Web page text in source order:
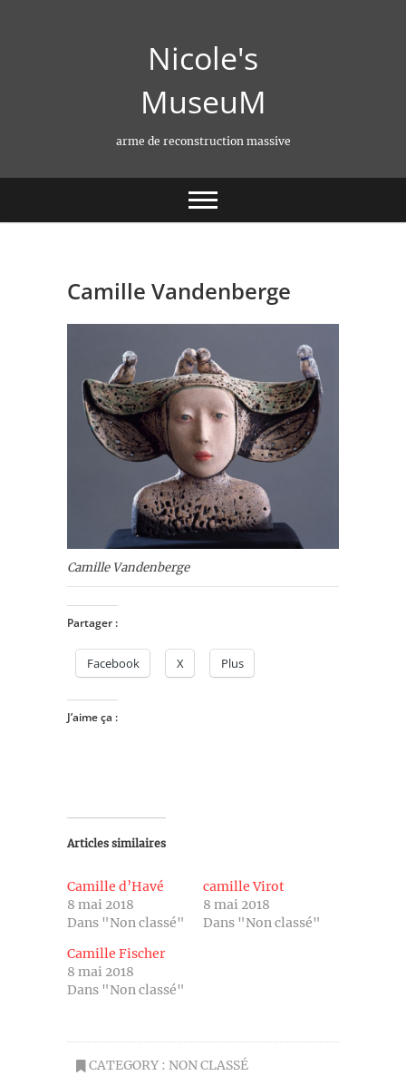
Nicole's
MuseuM
arme de reconstruction massive
Camille Vandenberge
Camille Vandenberge
Partager :
Facebook X Plus
J’aime ça :
Articles similaires
Camille d’Havé
8 mai 2018
Dans "Non classé"
camille Virot
8 mai 2018
Dans "Non classé"
Camille Fischer
8 mai 2018
Dans "Non classé"
CATEGORY : NON CLASSÉ